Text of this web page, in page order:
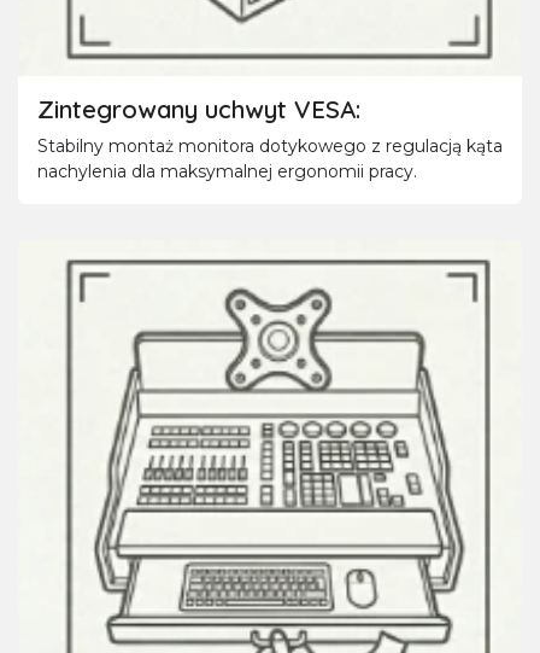
Zintegrowany uchwyt VESA:
Stabilny montaż monitora dotykowego z regulacją kąta
nachylenia dla maksymalnej ergonomii pracy.